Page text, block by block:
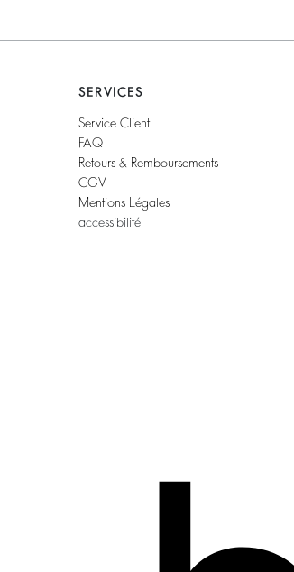
SERVICES
Service Client
FAQ
Retours & Remboursements
CGV
Mentions Légales
accessibilité